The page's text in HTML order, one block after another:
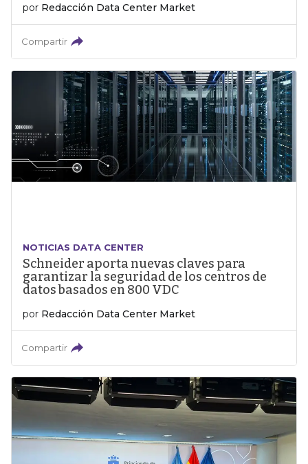
por Redacción Data Center Market
Compartir
NOTICIAS DATA CENTER
Schneider aporta nuevas claves para
garantizar la seguridad de los centros de
datos basados en 800 VDC
por Redacción Data Center Market
Compartir